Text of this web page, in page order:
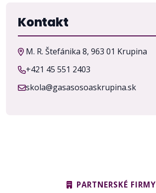
Kontakt
M. R. Štefánika 8, 963 01 Krupina
+421 45 551 2403
skola@gasasosoaskrupina.sk
PARTNERSKÉ FIRMY